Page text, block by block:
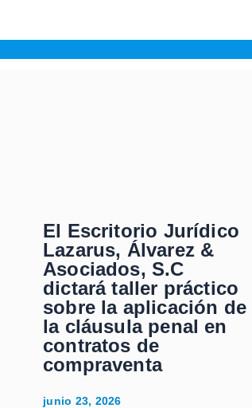
El Escritorio Jurídico
Lazarus, Álvarez &
Asociados, S.C
dictará taller práctico
sobre la aplicación de
la cláusula penal en
contratos de
compraventa
junio 23, 2026